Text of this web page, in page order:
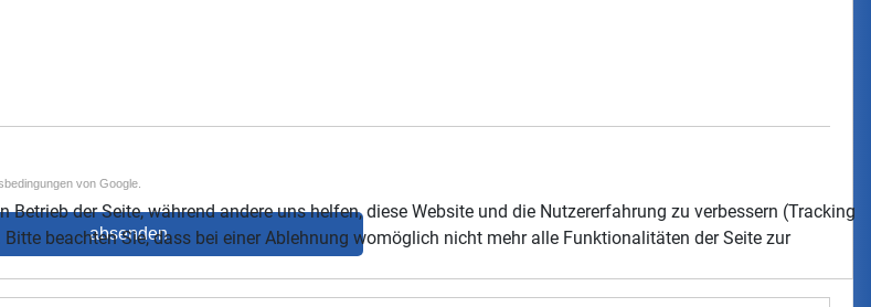
von Google.
absenden
der Seite, während andere uns helfen, diese Website und die Nutzererfahrung zu verbessern (Tracking
beachten Sie, dass bei einer Ablehnung womöglich nicht mehr alle Funktionalitäten der Seite zur